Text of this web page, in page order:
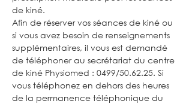
de kiné.
Afin de réserver vos séances de kiné ou
si vous avez besoin de renseignements
supplémentaires, il vous est demandé
de téléphoner au secrétariat du centre
de kiné Physiomed : 0499/50.62.25. Si
vous téléphonez en dehors des heures
de la permanence téléphonique du